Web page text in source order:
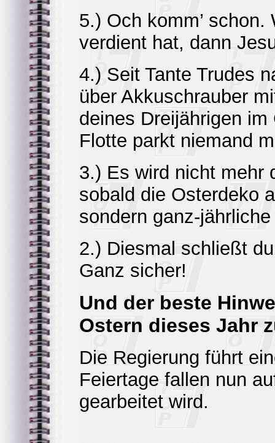
5.) Och komm’
verdient hat, dann
4.) Seit Tante Trudes
über Akkuschrauber
deines Dreijährigen
Flotte parkt niemand
3.) Es wird nicht mehr
sobald die Osterdeko
sondern ganz-
2.) Diesmal schließt
Ganz sicher!
Und der beste
Ostern dieses Jahr
Die Regierung führt
Feiertage fallen nun
gearbeitet wird.